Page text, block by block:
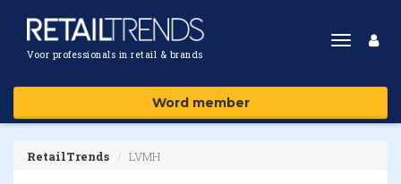
Voor professionals in retail & brands
Toggle
Word member
RetailTrends LVMH